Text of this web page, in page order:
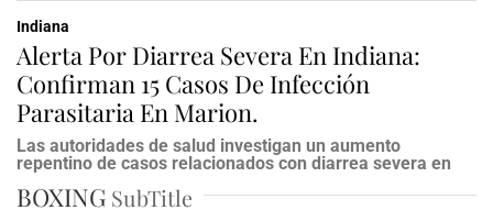
Indiana
Alerta Por Diarrea Severa En Indiana:
Confirman 15 Casos De Infección
Parasitaria En Marion.
Las autoridades de salud investigan un aumento
repentino de casos relacionados con diarrea severa en
BOXING SubTitle